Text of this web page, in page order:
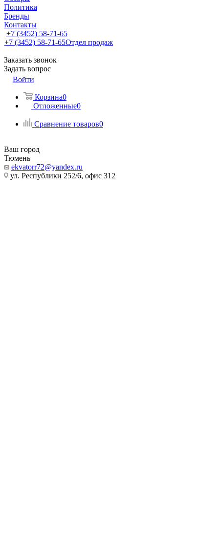
Политика
Бренды
Контакты
+7 (3452) 58-71-65
+7 (3452) 58-71-65Отдел продаж
Заказать звонок
Задать вопрос
Войти
Корзина0
Отложенные0
Сравнение товаров0
Ваш город
Тюмень
ekvatorr72@yandex.ru
ул. Республики 252/6, офис 312